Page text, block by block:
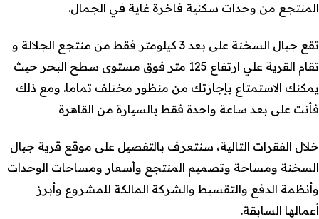
المنتجع من وحدات سكنية فاخرة غاية في الجمال.
تقع جبال السخنة على بعد 3 كيلومتر فقط من منتجع الجلالة و
تقام القرية علي ارتفاع 125 متر فوق مستوى سطح البحر حيث
يمكنك الاستمتاع بإجازتك من منظور مختلف تماما. ومع ذلك
فأنت على بعد ساعة واحدة فقط بالسيارة من القاهرة
خلال الفقرات التالية، سنتعرف بالتفصيل على موقع قرية جبال
السخنة ومساحة وتصميم المنتجع وأسعار ومساحات الوحدات
وأنظمة الدفع والتقسيط والشركة المالكة للمشروع وأبرز
أعمالها السابقة.